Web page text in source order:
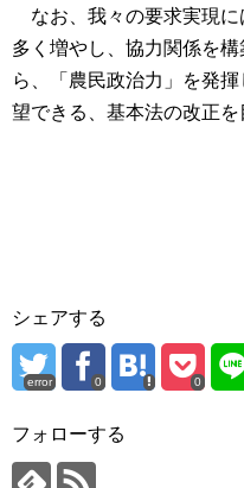
なお、我々の要求実現に
多く増やし、協力関係を
ら、「農民政治力」を発
望できる、基本法の改正を
シェアする
error 0 0
フォローする